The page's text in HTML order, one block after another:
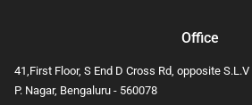
Office
41,First Floor, S End D Cross Rd, opposite
P. Nagar, Bengaluru - 560078